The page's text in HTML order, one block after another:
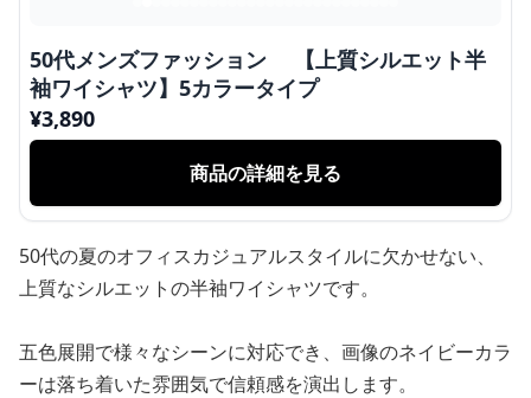
50代メンズファッション 【上質シルエット半
袖ワイシャツ】5カラータイプ
¥3,890
商品の詳細を見る
50代の夏のオフィスカジュアルスタイルに欠かせない、
上質なシルエットの半袖ワイシャツです。
五色展開で様々なシーンに対応でき、画像のネイビーカラ
ーは落ち着いた雰囲気で信頼感を演出します。